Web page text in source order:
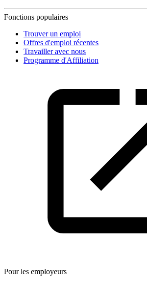
Fonctions populaires
Trouver un emploi
Offres d'emploi récentes
Travailler avec nous
Programme d'Affiliation
Pour les employeurs